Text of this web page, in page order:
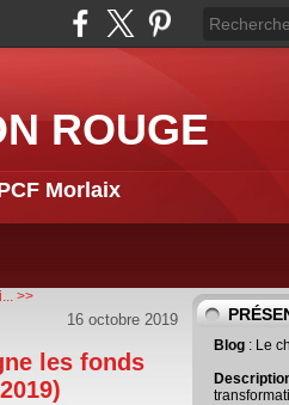
ROUGE
Morlaix
>>
16 octobre 2019
les fonds
Blog : Le